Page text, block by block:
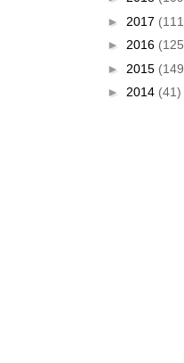
► 2017
► 2016
► 2015
► 2014 (41)